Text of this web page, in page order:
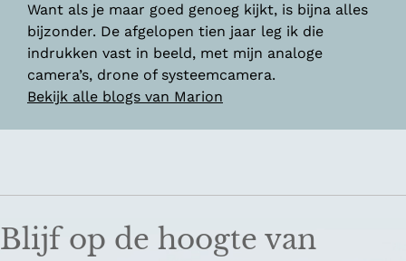
Want als je maar goed genoeg kijkt, is bijna alles
bijzonder. De afgelopen tien jaar leg ik die
indrukken vast in beeld, met mijn analoge
camera’s, drone of systeemcamera.
Bekijk alle blogs van Marion
Blijf op de hoogte van